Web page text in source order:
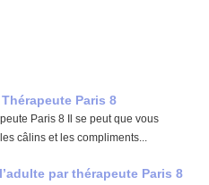
Paris 8
Paris 8 Il se peut que vous
câlins et les compliments...
par thérapeute Paris 8